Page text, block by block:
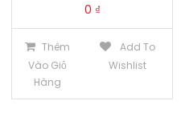
0 ₫
Thêm
Vào Giỏ
Hàng
Add To
Wishlist